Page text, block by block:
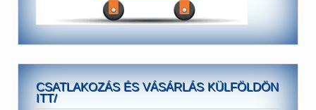
CSATLAKOZÁS ÉS VÁSÁRLÁS KÜLFÖLDÖN
ITT/